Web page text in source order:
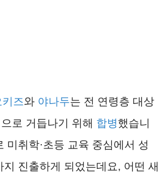
즈와 야나두는 전 연령층 대상
로 거듭나기 위해 합병했습니
미취학·초등 교육 중심에서 성
지 진출하게 되었는데요, 어떤 새